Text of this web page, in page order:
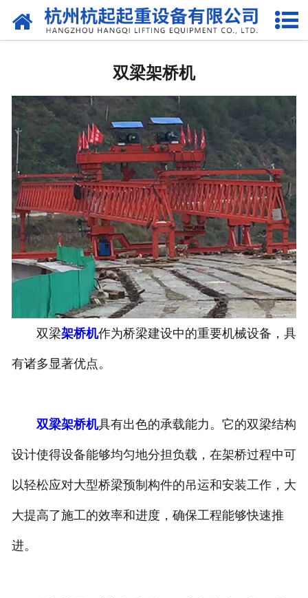
网站首页
电动葫芦
悬臂吊
液压升降货梯
起重机配件
提梁机
架桥机
垃圾抓斗起重机
双梁架桥机
双梁架桥机作为桥梁建设中的重要机械设备，具
有诸多显著优点。
双梁架桥机具有出色的承载能力。它的双梁结构
设计使得设备能够均匀地分担负载，在架桥过程中可
以轻松应对大型桥梁预制构件的吊运和安装工作，大
大提高了施工的效率和进度，确保工程能够快速推
进。